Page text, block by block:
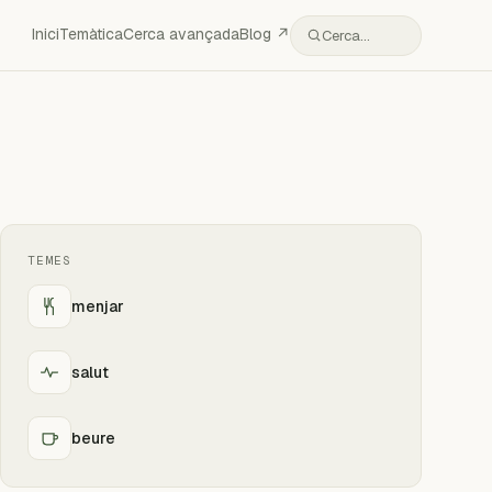
IniciTemàticaCerca avançadaBlog ↗ Cerca…
TEMES
menjar
salut
beure